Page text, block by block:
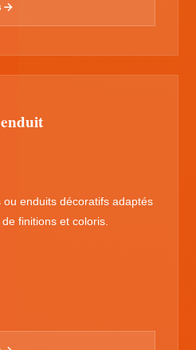
enduits décoratifs adaptés
finitions et coloris.